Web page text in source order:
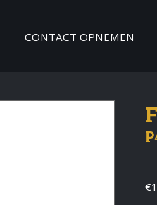
CONTACT OPNEMEN
€